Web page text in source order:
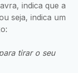
indica que a
seja, indica um
tirar o seu